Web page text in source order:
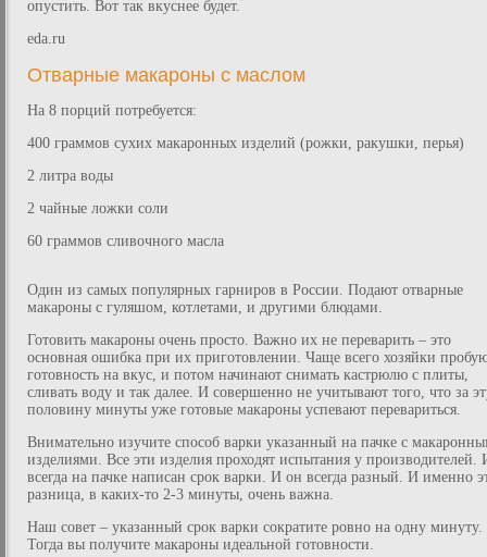
опустить. Вот так вкуснее будет.
eda.ru
Отварные макароны с маслом
На 8 порций потребуется:
400 граммов сухих макаронных изделий (рожки, ракушки, перья)
2 литра воды
2 чайные ложки соли
60 граммов сливочного масла
Один из самых популярных гарниров в России. Подают отварные
макароны с гуляшом, котлетами, и другими блюдами.
Готовить макароны очень просто. Важно их не переварить – это
основная ошибка при их приготовлении. Чаще всего хозяйки
готовность на вкус, и потом начинают снимать кастрюлю с плиты,
сливать воду и так далее. И совершенно не учитывают того, что за
половину минуты уже готовые макароны успевают перевариться.
Внимательно изучите способ варки указанный на пачке с
изделиями. Все эти изделия проходят испытания у производителей.
всегда на пачке написан срок варки. И он всегда разный. И именно
разница, в каких-то 2-3 минуты, очень важна.
Наш совет – указанный срок варки сократите ровно на одну минуту.
Тогда вы получите макароны идеальной готовности.